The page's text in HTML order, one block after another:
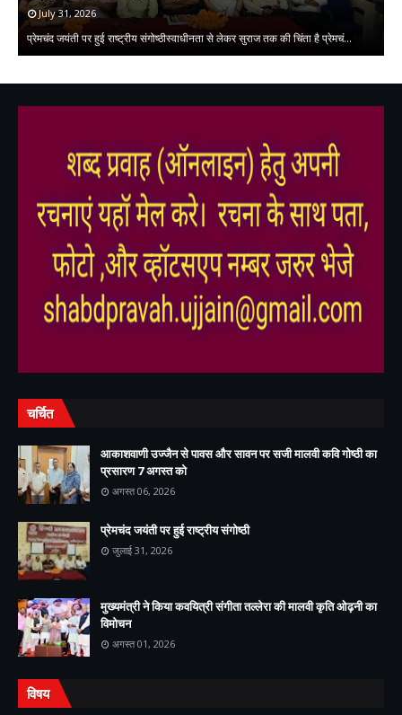
July 31, 2026
प्रेमचंद जयंती पर हुई राष्ट्रीय संगोष्ठीस्वाधीनता से लेकर सुराज तक की चिंता है प्रेमचं…
चर्चित
आकाशवाणी उज्जैन से पावस और सावन पर सजी मालवी कवि गोष्ठी का
प्रसारण 7 अगस्त को
अगस्त 06, 2026
प्रेमचंद जयंती पर हुई राष्ट्रीय संगोष्ठी
जुलाई 31, 2026
मुख्यमंत्री ने किया कवयित्री संगीता तल्लेरा की मालवी कृति ओढ़नी का
विमोचन
अगस्त 01, 2026
विषय